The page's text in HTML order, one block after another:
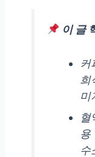
이 글
커
희
미
용
수